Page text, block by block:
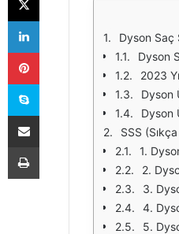
Dyson Saç
Dyson
2023
Dyson
Dyson
SSS
1.
2.
3.
4.
5.
LinkedIn
Pinterest
Skype
E-Posta ile paylaş